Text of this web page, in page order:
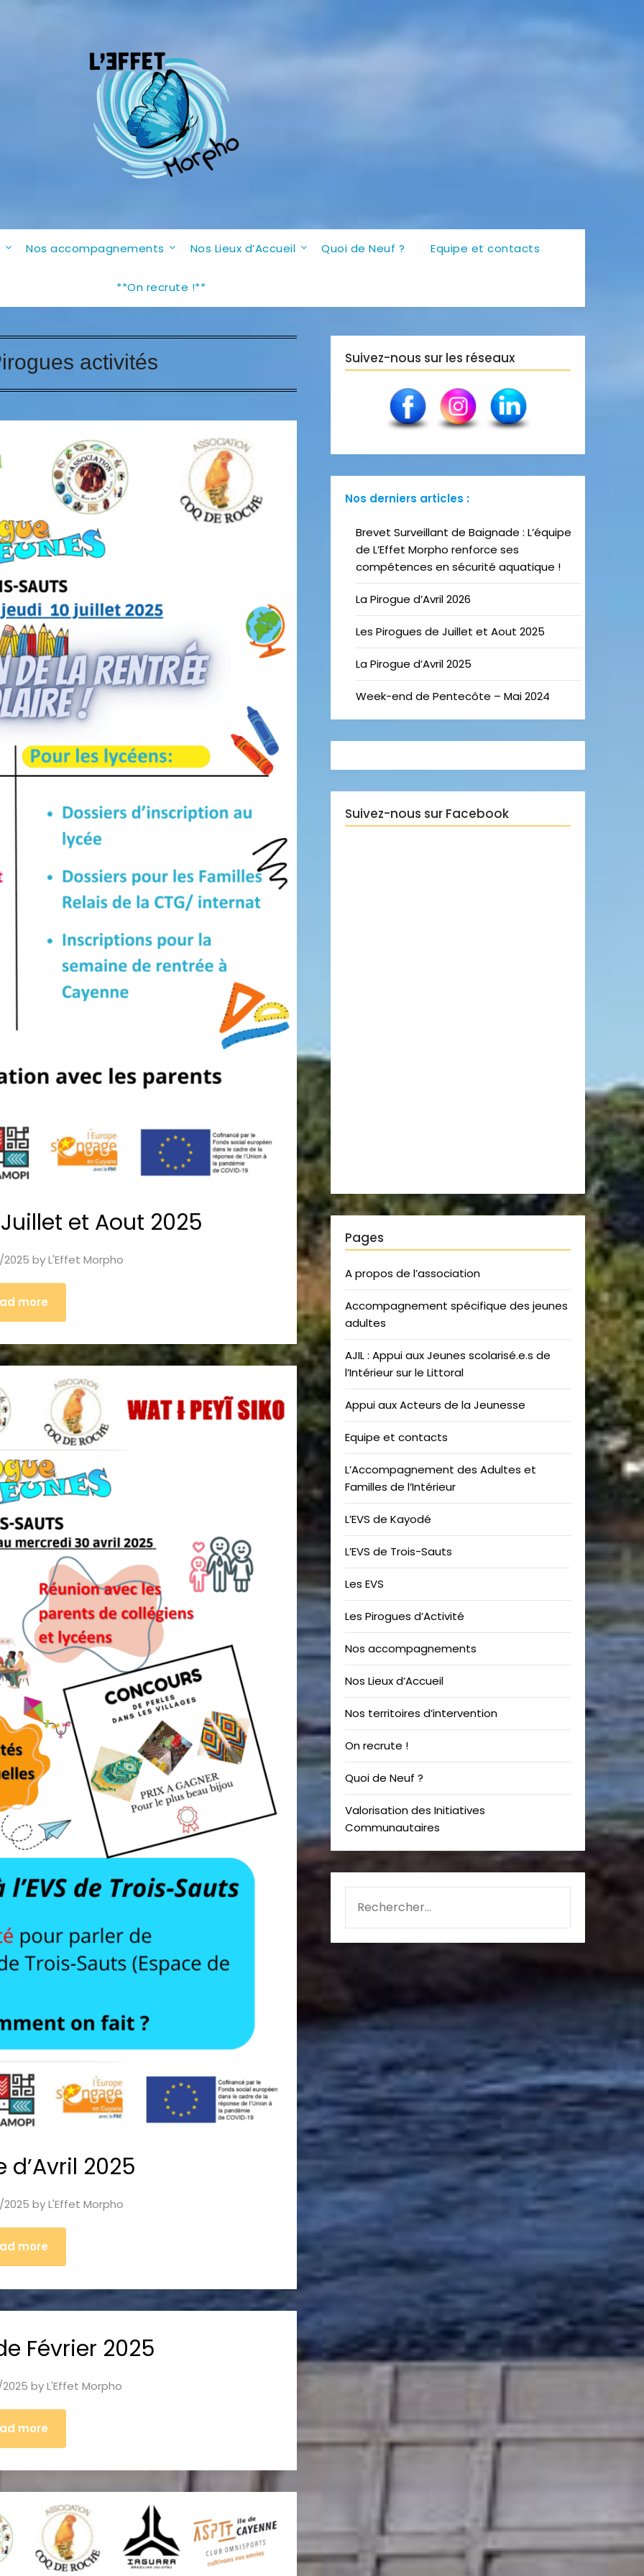
Nos accompagnements Nos Lieux d’Accueil Quoi de Neuf ? Equipe et contacts
**On recrute !**
activités
et Aout 2025
byL'Effet Morpho
more
d’Avril 2025
byL'Effet Morpho
more
Février 2025
byL'Effet Morpho
more
Suivez-nous sur les réseaux
Nos derniers articles :
Brevet Surveillant de Baignade : L’équipe
de L’Effet Morpho renforce ses
compétences en sécurité aquatique !
La Pirogue d’Avril 2026
Les Pirogues de Juillet et Aout 2025
La Pirogue d’Avril 2025
Week-end de Pentecôte – Mai 2024
Suivez-nous sur Facebook
Pages
A propos de l’association
Accompagnement spécifique des jeunes
adultes
AJIL : Appui aux Jeunes scolarisé.e.s de
l’Intérieur sur le Littoral
Appui aux Acteurs de la Jeunesse
Equipe et contacts
L’Accompagnement des Adultes et
Familles de l’Intérieur
L’EVS de Kayodé
L’EVS de Trois-Sauts
Les EVS
Les Pirogues d’Activité
Nos accompagnements
Nos Lieux d’Accueil
Nos territoires d’intervention
On recrute !
Quoi de Neuf ?
Valorisation des Initiatives
Communautaires